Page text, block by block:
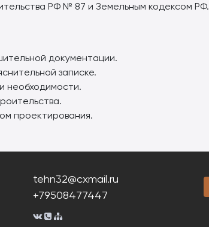
РФ № 87 и Земельным кодексом РФ.
документации.
записке.
необходимости.
проектирования.
tehn32@cxmail.ru
+79508477447